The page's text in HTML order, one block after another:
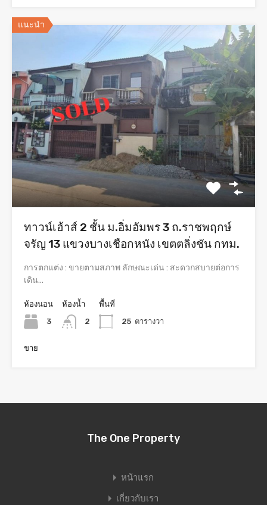
แนะนำ
ทาวน์เฮ้าส์ 2 ชั้น ม.อิ่มอัมพร 3 ถ.ราชพฤกษ์
จรัญ 13 แขวงบางเชือกหนัง เขตตลิ่งชัน กทม.
การตกแต่ง : ขายตามสภาพ ลักษณะเด่น : สะดวกสบายต่อการ
เดิน...
ห้องนอน
3
ห้องน้ำ
2
พื้นที่
25 ตารางวา
ขาย
The One Property
หน้าแรก
เกี่ยวกับเรา